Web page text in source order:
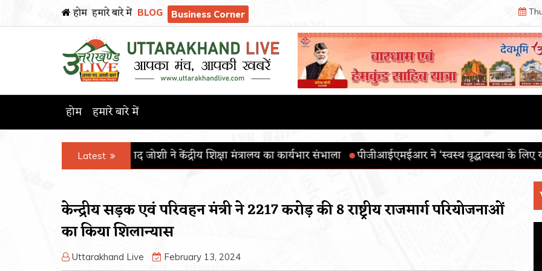
होम हमारे बारे में BLOG Business Corner
होम हमारे बारे में
Latest
प्रल्हाद जोशी ने केंद्रीय शिक्षा मंत्रालय का कार्यभार संभाला पीजीआईएमईआर ने ‘स्वस्थ वृद्धावस्था के लिए योग’ थीम के साथ 12वाँ
केन्द्रीय सड़क एवं परिवहन मंत्री ने 2217 करोड़ की 8 राष्ट्रीय राजमार्ग परियोजनाओं
का किया शिलान्यास
Uttarakhand Live February 13, 2024